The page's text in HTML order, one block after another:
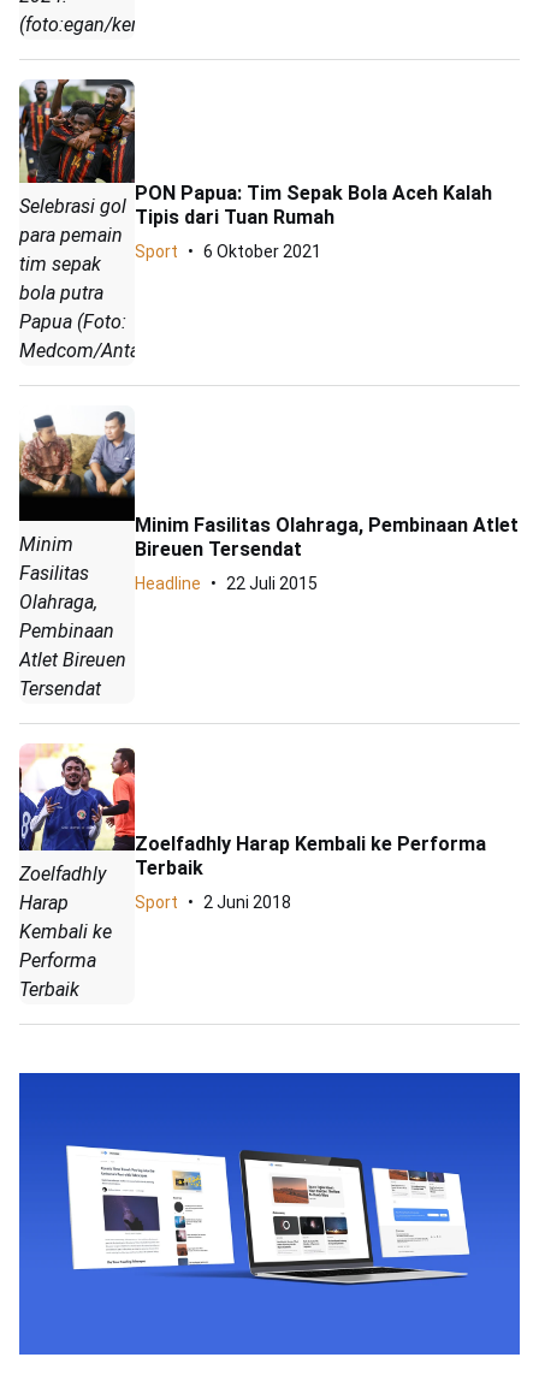
(foto:egan/kemenpora.go.id)
Selebrasi gol
para pemain
tim sepak
bola putra
Papua (Foto:
Medcom/Antara)
PON Papua: Tim Sepak Bola Aceh Kalah
Tipis dari Tuan Rumah
Sport 6 Oktober 2021
Minim
Fasilitas
Olahraga,
Pembinaan
Atlet Bireuen
Tersendat
Minim Fasilitas Olahraga, Pembinaan Atlet
Bireuen Tersendat
Headline 22 Juli 2015
Zoelfadhly
Harap
Kembali ke
Performa
Terbaik
Zoelfadhly Harap Kembali ke Performa
Terbaik
Sport 2 Juni 2018